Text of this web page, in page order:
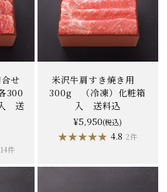
せ
300
送
14件
米沢牛肩すき焼き用
300g （冷凍）化粧箱
入 送料込
¥5,950(税込)
★★★★★
★★★★★ 4.8 2件